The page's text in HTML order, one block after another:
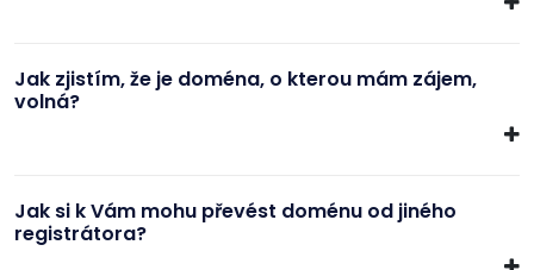
Jak zjistím, že je doména, o kterou mám zájem,
volná?
Jak si k Vám mohu převést doménu od jiného
registrátora?